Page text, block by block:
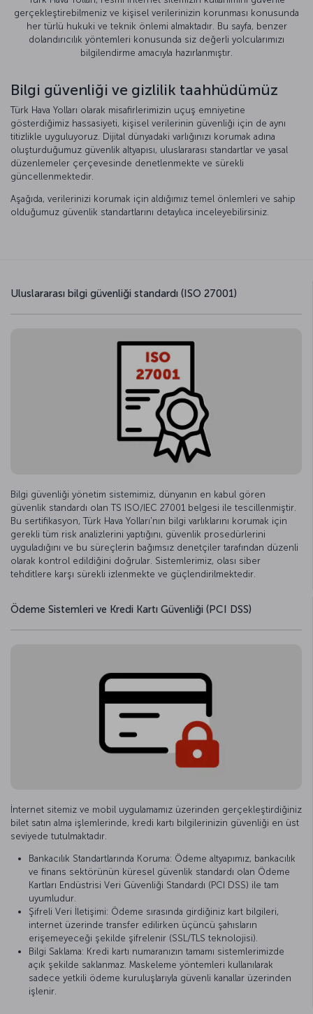
gerçekleştirebilmeniz ve kişisel verilerinizin korunması konusunda
her türlü hukuki ve teknik önlemi almaktadır. Bu sayfa, benzer
dolandırıcılık yöntemleri konusunda siz değerli yolcularımızı
bilgilendirme amacıyla hazırlanmıştır.
Bilgi güvenliği ve gizlilik taahhüdümüz
Türk Hava Yolları olarak misafirlerimizin uçuş emniyetine
gösterdiğimiz hassasiyeti, kişisel verilerinin güvenliği için de aynı
titizlikle uyguluyoruz. Dijital dünyadaki varlığınızı korumak adına
oluşturduğumuz güvenlik altyapısı, uluslararası standartlar ve yasal
düzenlemeler çerçevesinde denetlenmekte ve sürekli
güncellenmektedir.
Aşağıda, verilerinizi korumak için aldığımız temel önlemleri ve sahip
olduğumuz güvenlik standartlarını detaylıca inceleyebilirsiniz.
Uluslararası bilgi güvenliği standardı (ISO 27001)
Bilgi güvenliği yönetim sistemimiz, dünyanın en kabul gören
güvenlik standardı olan TS ISO/IEC 27001 belgesi ile tescillenmiştir.
Bu sertifikasyon, Türk Hava Yolları'nın bilgi varlıklarını korumak için
gerekli tüm risk analizlerini yaptığını, güvenlik prosedürlerini
uyguladığını ve bu süreçlerin bağımsız denetçiler tarafından düzenli
olarak kontrol edildiğini doğrular. Sistemlerimiz, olası siber
tehditlere karşı sürekli izlenmekte ve güçlendirilmektedir.
Ödeme Sistemleri ve Kredi Kartı Güvenliği (PCI DSS)
İnternet sitemiz ve mobil uygulamamız üzerinden gerçekleştirdiğiniz
bilet satın alma işlemlerinde, kredi kartı bilgilerinizin güvenliği en üst
seviyede tutulmaktadır.
Bankacılık Standartlarında Koruma: Ödeme altyapımız, bankacılık
ve finans sektörünün küresel güvenlik standardı olan Ödeme
Kartları Endüstrisi Veri Güvenliği Standardı (PCI DSS) ile tam
uyumludur.
Şifreli Veri İletişimi: Ödeme sırasında girdiğiniz kart bilgileri,
internet üzerinde transfer edilirken üçüncü şahısların
erişemeyeceği şekilde şifrelenir (SSL/TLS teknolojisi).
Bilgi Saklama: Kredi kartı numaranızın tamamı sistemlerimizde
açık şekilde saklanmaz. Maskeleme yöntemleri kullanılarak
sadece yetkili ödeme kuruluşlarıyla güvenli kanallar üzerinden
işlenir.